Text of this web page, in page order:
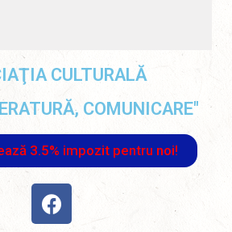
CULTURALĂ
COMUNICARE"
3.5% impozit pentru noi!